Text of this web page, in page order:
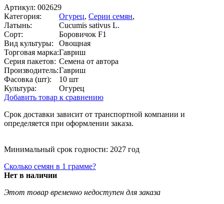
Артикул: 002629
Категория:
Огурец, Серии семян,
Латынь:
Cucumis sativus L.
Сорт:
Боровичок F1
Вид культуры:
Овощная
Торговая марка:Гавриш
Серия пакетов: Семена от автора
Производитель:Гавриш
Фасовка (шт):
10 шт
Культура:
Огурец
Добавить товар к сравнению
Срок доставки зависит от транспортной компании и
определяется при оформлении заказа.
Минимальный срок годности: 2027 год
Сколько семян в 1 грамме?
Нет в наличии
Этот товар временно недоступен для заказа